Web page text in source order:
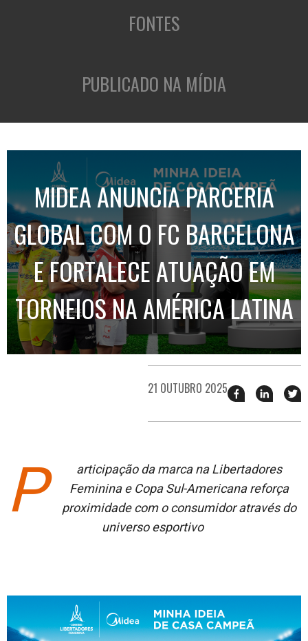
FONTES
PUBLICADO NA MÍDIA
MIDEA ANUNCIA PARCERIA
GLOBAL COM O FC BARCELONA
E FORTALECE ATUAÇÃO EM
TORNEIOS NA AMÉRICA LATINA
21 OUTUBRO 2025 Compartilhar
esse
no
esse
no
P articipação da marcanaLibertadores
FemininaeCopa Sul-Americanareforça
proximidade com o consumidor através do
universo esportivo